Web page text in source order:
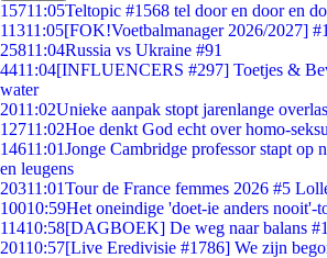
15711:05Teltopic #1568 tel door en door en
11311:05[FOK!Voetbalmanager 2026/2027]
25811:04Russia vs Ukraine #91
4411:04[INFLUENCERS #297] Toetjes &
water
2011:02Unieke aanpak stopt jarenlange
12711:02Hoe denkt God echt over homo-
14611:01Jonge Cambridge professor stapt op
en leugens
20311:01Tour de France femmes 2026 #5
10010:59Het oneindige 'doet-ie anders nooit'-
11410:58[DAGBOEK] De weg naar balans
20110:57[Live Eredivisie #1786] We zijn